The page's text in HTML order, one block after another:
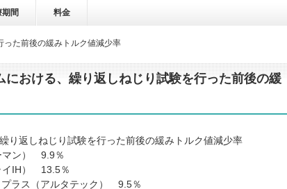
期間 料金
った前後の緩みトルク値減少率
における、繰り返しねじり試験を行った前後の緩
り返しねじり試験を行った前後の緩みトルク値減少率
マン） 9.9％
イIH） 13.5％
ラス（アルタテック） 9.5％